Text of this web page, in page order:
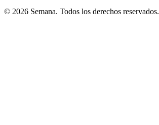
© 2026 Semana. Todos los derechos reservados.